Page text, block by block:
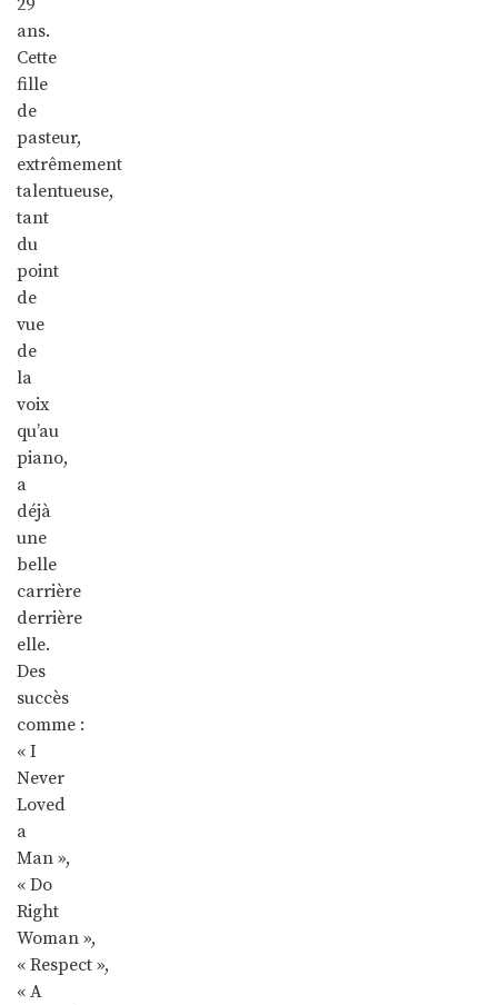
ans.
Cette
fille
de
pasteur,
extrêmement
talentueuse,
tant
du
point
de
vue
de
la
voix
qu’au
piano,
a
déjà
une
belle
carrière
derrière
elle.
Des
succès
comme :
« I
Never
Loved
a
Man »,
« Do
Right
Woman »,
« Respect »,
« A